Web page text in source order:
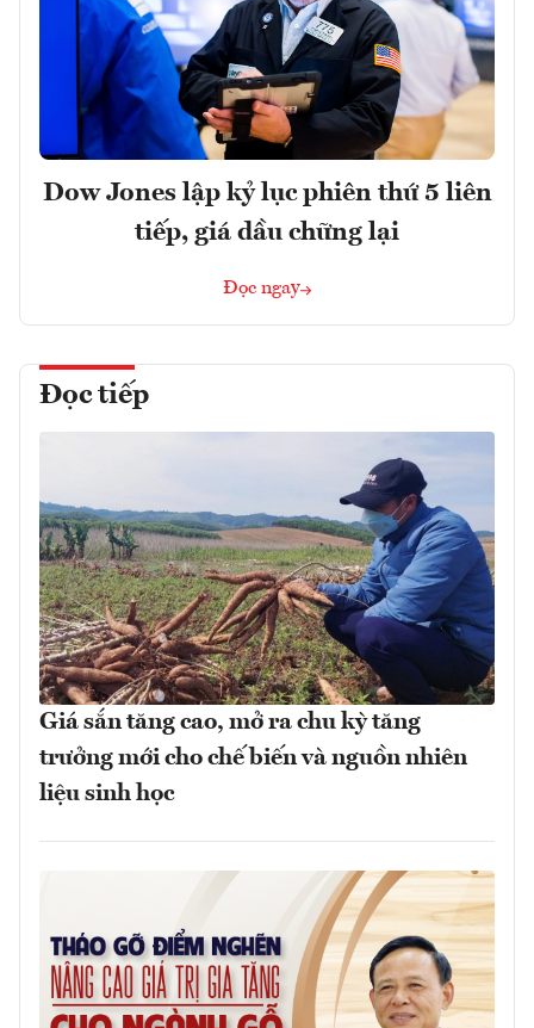
Dow Jones lập kỷ lục phiên thứ 5 liên
tiếp, giá dầu chững lại
Đọc ngay
Đọc tiếp
Giá sắn tăng cao, mở ra chu kỳ tăng
trưởng mới cho chế biến và nguồn nhiên
liệu sinh học